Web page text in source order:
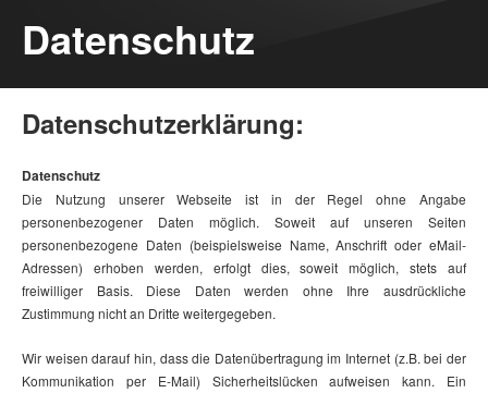
Datenschutz
Datenschutzerklärung:
Datenschutz
Die Nutzung unserer Webseite ist in der Regel ohne Angabe
personenbezogener Daten möglich. Soweit auf unseren Seiten
personenbezogene Daten (beispielsweise Name, Anschrift oder eMail-
Adressen) erhoben werden, erfolgt dies, soweit möglich, stets auf
freiwilliger Basis. Diese Daten werden ohne Ihre ausdrückliche
Zustimmung nicht an Dritte weitergegeben.
Wir weisen darauf hin, dass die Datenübertragung im Internet (z.B. bei der
Kommunikation per E-Mail) Sicherheitslücken aufweisen kann. Ein